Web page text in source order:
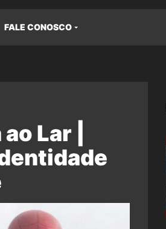
FALE CONOSCO
Lar |